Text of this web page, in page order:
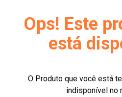
Ops! Este
está
O Produto que você está
indisponível no